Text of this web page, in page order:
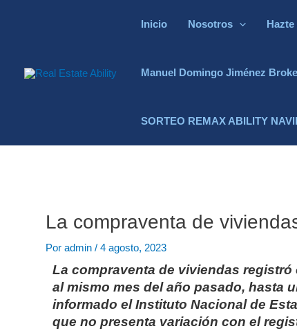
Inicio Nosotros
Manuel Domingo Jiménez
SORTEO REMAX ABILITY
La compraventa de
Por admin / 4 agosto, 2023
La compraventa de viviendas
al mismo mes del año pasado, hasta
informado el Instituto Nacional de
que no presenta variación con el